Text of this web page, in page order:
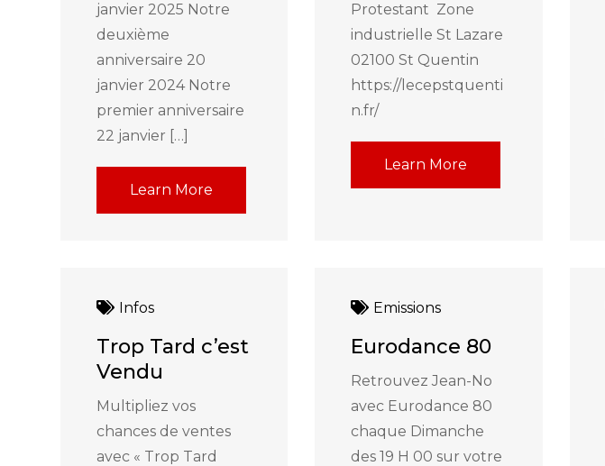
janvier 2025 Notre
deuxième
anniversaire 20
janvier 2024 Notre
premier anniversaire
22 janvier […]
Learn More
Protestant Zone
industrielle St Lazare
02100 St Quentin
https://lecepstquenti
n.fr/
Learn More
Infos
Trop Tard c’est
Vendu
Multipliez vos
chances de ventes
avec « Trop Tard
Emissions
Eurodance 80
Retrouvez Jean-No
avec Eurodance 80
chaque Dimanche
des 19 H 00 sur votre